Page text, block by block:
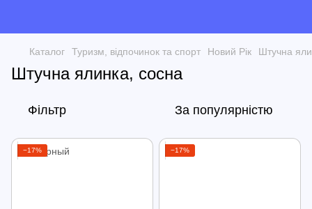
Каталог Туризм, відпочинок та спорт Новий Рік Штучна
Штучна ялинка, сосна
Фільтр За популярністю
−17% −17%